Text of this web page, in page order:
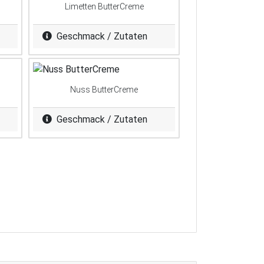
Limetten ButterCreme
Geschmack / Zutaten
Nuss ButterCreme
Geschmack / Zutaten